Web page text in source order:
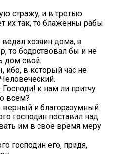
стражу, и в третью
их так, то блаженны рабы
хозяин дома, в
то бодрствовал бы и не
дом свой.
ибо, в который час не
к нам ли притчу
всем?
верный и благоразумный
господин поставил над
им в свое время меру
господин его, придя,